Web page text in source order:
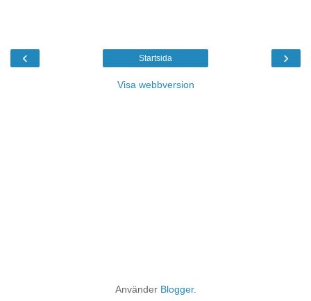
‹ ›
Startsida
Visa webbversion
Använder Blogger.